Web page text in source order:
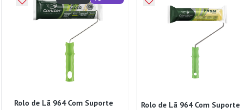
Rolo de Lã 964 Com Suporte
Rolo de Lã 964 Com Suporte